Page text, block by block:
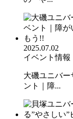
2025.07.02
イベント情報
大磯ユニバー
ント｜障...